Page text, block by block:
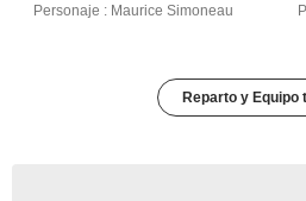
Personaje : Maurice Simoneau
Reparto y Equipo